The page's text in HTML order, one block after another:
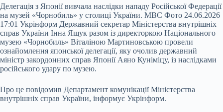
Делегація з Японії вивчала наслідки нападу Російської Федерації
на музей «Чорнобиль» у столиці України. МВС Фото 24.06.2026
17:01 Укрінформ Державний секретар Міністерства внутрішніх
справ України Інна Ящук разом із директоркою Національного
музею «Чорнобиль» Віталіною Мартиновською провели
ознайомлення японської делегації, яку очолив державний
міністр закордонних справ Японії Аяно Куніміцу, із наслідками
російського удару по музею.
Про це повідомив Департамент комунікації Міністерства
внутрішніх справ України, інформує Укрінформ.